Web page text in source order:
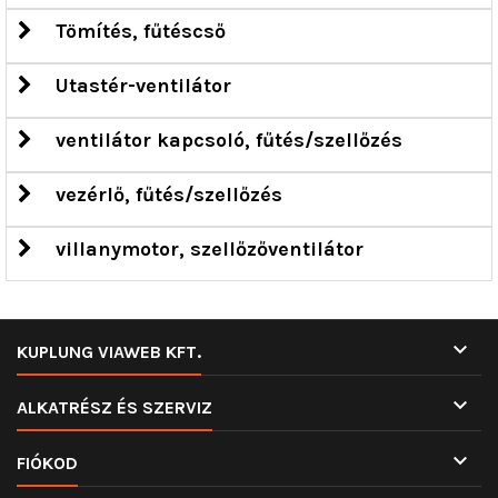
Tömítés, fűtéscső
Utastér-ventilátor
ventilátor kapcsoló, fűtés/szellőzés
vezérlő, fűtés/szellőzés
villanymotor, szellőzőventilátor
KUPLUNG VIAWEB KFT. 
ALKATRÉSZ ÉS SZERVIZ 
FIÓKOD 